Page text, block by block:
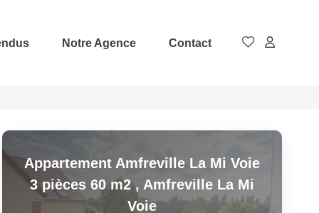
Notre Agence Contact
Appartement Amfreville La Mi Voie
3 pièces 60 m2, Amfreville La Mi
Voie